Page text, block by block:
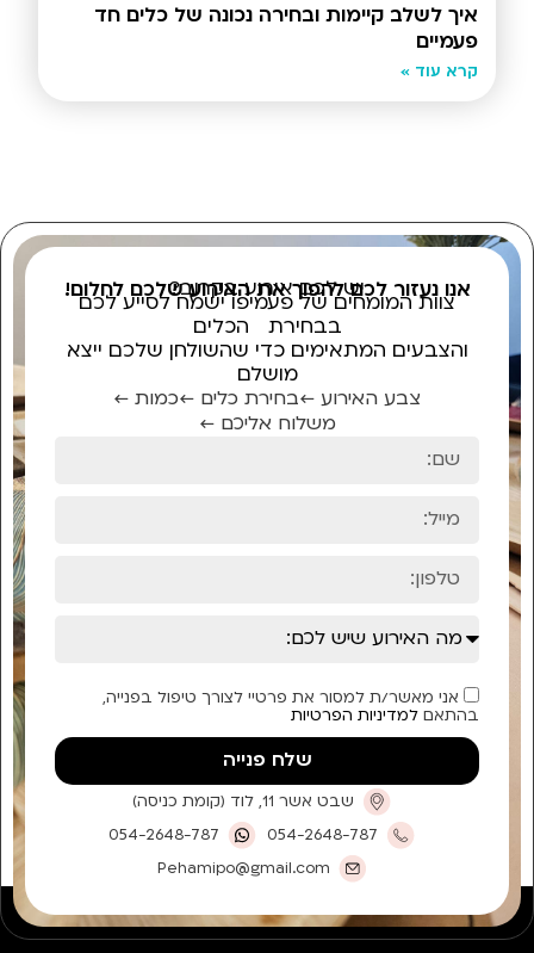
איך לשלב קיימות ובחירה נכונה של כלים חד
פעמיים
קרא עוד »
יש לכם אירוע בקרוב?
אנו נעזור לכם להפוך את האירוע שלכם לחלום!
צוות המומחים של פעמיפו ישמח לסייע לכם
בבחירת הכלים
והצבעים המתאימים כדי שהשולחן שלכם ייצא
מושלם
צבע האירוע ←בחירת כלים ←כמות ←
משלוח אליכם ←
אני מאשר/ת למסור את פרטיי לצורך טיפול בפנייה,
בהתאם למדיניות הפרטיות
שלח פנייה
שבט אשר 11, לוד (קומת כניסה)
054-2648-787
054-2648-787
Pehamipo@gmail.com